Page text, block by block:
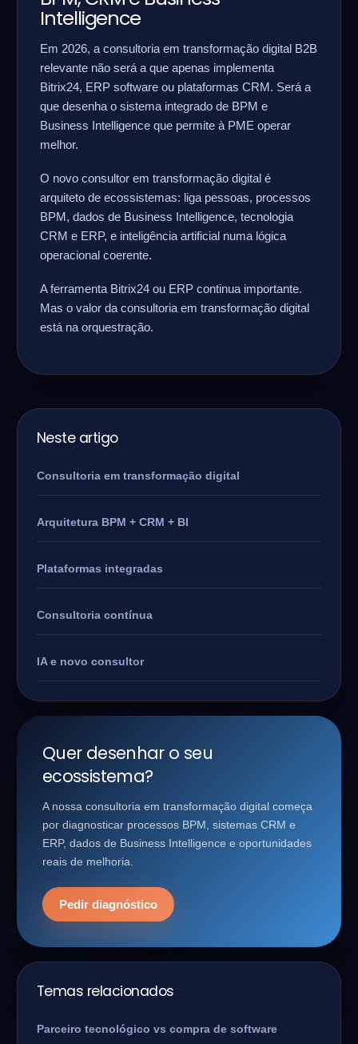
Intelligence
Em 2026, a consultoria em transformação digital B2B
relevante não será a que apenas implementa
Bitrix24, ERP software ou plataformas CRM. Será a
que desenha o sistema integrado de BPM e
Business Intelligence que permite à PME operar
melhor.
O novo consultor em transformação digital é
arquiteto de ecossistemas: liga pessoas, processos
BPM, dados de Business Intelligence, tecnologia
CRM e ERP, e inteligência artificial numa lógica
operacional coerente.
A ferramenta Bitrix24 ou ERP continua importante.
Mas o valor da consultoria em transformação digital
está na orquestração.
Neste artigo
Consultoria em transformação digital
Arquitetura BPM + CRM + BI
Plataformas integradas
Consultoria contínua
IA e novo consultor
Quer desenhar o seu
ecossistema?
A nossa consultoria em transformação digital começa
por diagnosticar processos BPM, sistemas CRM e
ERP, dados de Business Intelligence e oportunidades
reais de melhoria.
Pedir diagnóstico
Temas relacionados
Parceiro tecnológico vs compra de software